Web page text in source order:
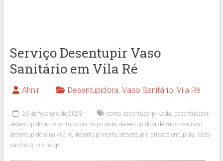
Serviço Desentupir Vaso
Sanitário em Vila Ré
Almir Desentupidora, Vaso Sanitário, Vila Ré
26 de fevereiro de 2023 como desentupir privada, desentupidor,
desentupidora, desentupidora de privada, desentupidora de vaso sanitário,
desentupidora na vila ré, desentupimento, desentupir, privada entupida, vaso
sanitario, vila ré sp